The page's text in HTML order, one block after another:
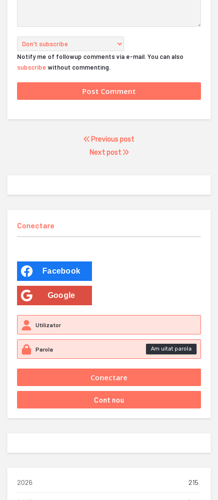
Notify me of followup comments via e-mail. You can also
subscribe without commenting.
Previous post
Next post
Conectare
Facebook
Google
Am uitat parola
2026 215